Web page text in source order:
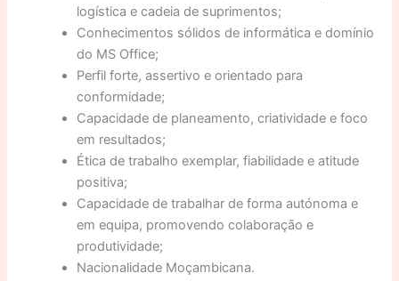
logística e cadeia de suprimentos;
Conhecimentos sólidos de informática e domínio
do MS Office;
Perfil forte, assertivo e orientado para
conformidade;
Capacidade de planeamento, criatividade e foco
em resultados;
Ética de trabalho exemplar, fiabilidade e atitude
positiva;
Capacidade de trabalhar de forma autónoma e
em equipa, promovendo colaboração e
produtividade;
Nacionalidade Moçambicana.